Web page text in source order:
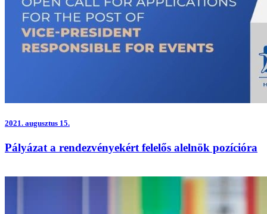
2021. augusztus 15.
Pályázat a rendezvényekért felelős alelnök pozícióra